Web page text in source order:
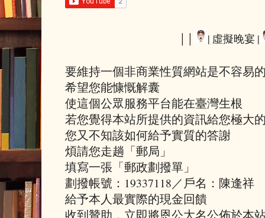
| 虛擬晚宴 |
要維持一個非商業性質網站是不容易
希望您能慷慨解囊
使這個公眾服務平台能在臺灣生根
若您覺得本站所提供的資訊給您極大
您又不知該如何給予實質的答謝
煩請您走趟「郵局」
填寫一張「郵政劃撥單」
劃撥帳號：19337118／戶名：陳逢祥
給予本人最實際的現金回饋
收到贊助，立即將恩公大名公佈於本